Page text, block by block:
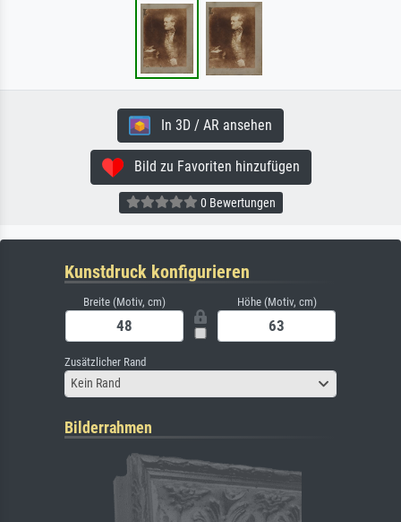
In 3D / AR ansehen
Bild zu Favoriten hinzufügen
0 Bewertungen
Kunstdruck konfigurieren
Breite (Motiv, cm) Höhe (Motiv, cm)
Zusätzlicher Rand
Kein Rand
Bilderrahmen